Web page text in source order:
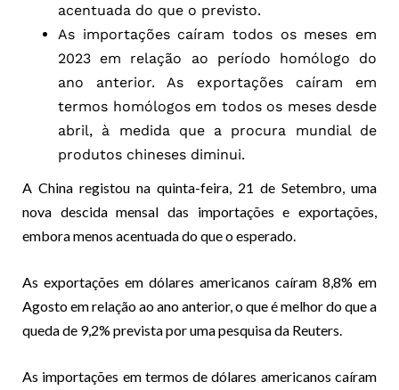
acentuada do que o previsto.
As importações caíram todos os meses em
2023 em relação ao período homólogo do
ano anterior. As exportações caíram em
termos homólogos em todos os meses desde
abril, à medida que a procura mundial de
produtos chineses diminui.
A China registou na quinta-feira, 21 de Setembro, uma
nova descida mensal das importações e exportações,
embora menos acentuada do que o esperado.
As exportações em dólares americanos caíram 8,8% em
Agosto em relação ao ano anterior, o que é melhor do que a
queda de 9,2% prevista por uma pesquisa da Reuters.
As importações em termos de dólares americanos caíram